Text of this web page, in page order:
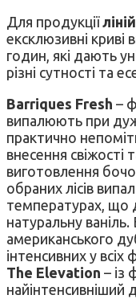
Для продукції
ексклюзивні криві
годин, які дають
різні сутності та
Barriques Fresh –
випалюють при
практично
внесення свіжості
виготовлення
обраних лісів
температурах, що
натуральну ваніль.
американського
інтенсивних у
The Elevation – із
найінтенсивніший